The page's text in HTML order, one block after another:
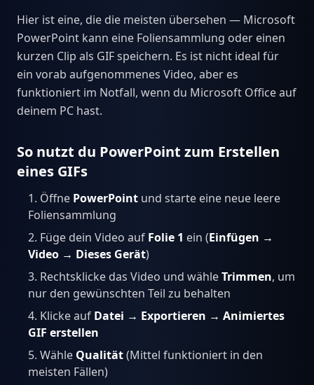
Hier ist eine, die die meisten übersehen — Microsoft
PowerPoint kann eine Foliensammlung oder einen
kurzen Clip als GIF speichern. Es ist nicht ideal für
ein vorab aufgenommenes Video, aber es
funktioniert im Notfall, wenn du Microsoft Office auf
deinem PC hast.
So nutzt du PowerPoint zum Erstellen
eines GIFs
Öffne PowerPoint und starte eine neue leere
Foliensammlung
Füge dein Video auf Folie 1 ein (Einfügen →
Video → Dieses Gerät)
Rechtsklicke das Video und wähleTrimmen, um
nur den gewünschten Teil zu behalten
Klicke auf Datei → Exportieren → Animiertes
GIF erstellen
Wähle Qualität(Mittel funktioniert in den
meisten Fällen)